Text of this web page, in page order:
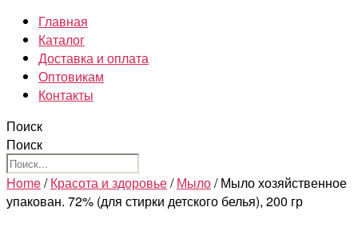
Главная
Каталог
Доставка и оплата
Оптовикам
Контакты
Поиск
Поиск
Home/Красота и здоровье/Мыло/ Мыло хозяйственное
упакован. 72% (для стирки детского белья), 200 гр